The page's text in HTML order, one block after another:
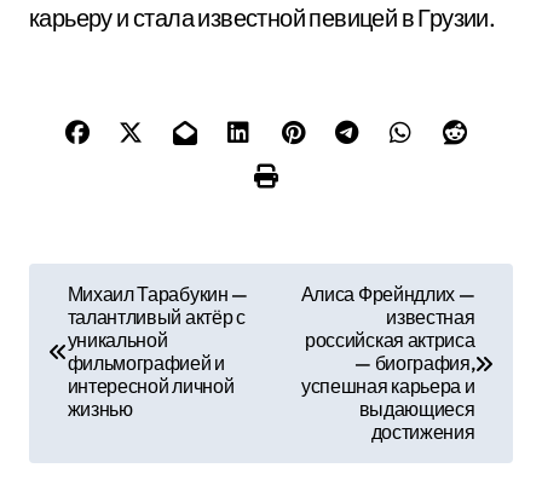
карьеру и стала известной певицей в Грузии.
Михаил Тарабукин —
талантливый актёр с
уникальной
фильмографией и
интересной личной
жизнью
Алиса Фрейндлих —
известная
российская актриса
— биография,
успешная карьера и
выдающиеся
достижения